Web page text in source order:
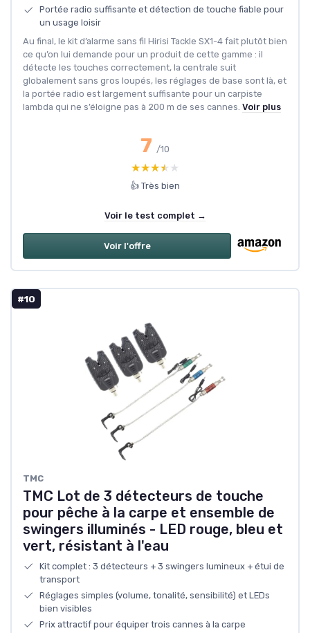
Portée radio suffisante et détection de touche fiable pour
un usage loisir
Au final, le kit d’alarme sans fil Hirisi Tackle SX1-4 fait plutôt bien
ce qu’on lui demande pour un produit de cette gamme : il
détecte les touches correctement, la centrale suit
globalement sans gros loupés, les réglages de base sont là, et
la portée radio est largement suffisante pour un carpiste
lambda qui ne s’éloigne pas à 200 m de ses cannes. Voir plus
7 /10
★★★★★
★★★★★
👍 Très bien
Voir le test complet →
Voir l'offre
#10
‎TMC
TMC Lot de 3 détecteurs de touche
pour pêche à la carpe et ensemble de
swingers illuminés - LED rouge, bleu et
vert, résistant à l'eau
Kit complet : 3 détecteurs + 3 swingers lumineux + étui de
transport
Réglages simples (volume, tonalité, sensibilité) et LEDs
bien visibles
Prix attractif pour équiper trois cannes à la carpe